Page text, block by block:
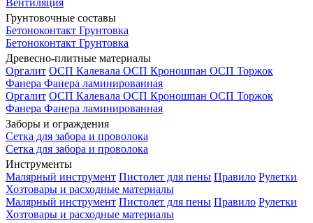
Вентиляция
Грунтовочные составы
Бетоноконтакт Грунтовка
Бетоноконтакт Грунтовка
Древесно-плитные материалы
Оргалит ОСП Калевала ОСП Кроношпан ОСП Торжок
Фанера Фанера ламинированная
Оргалит ОСП Калевала ОСП Кроношпан ОСП Торжок
Фанера Фанера ламинированная
Заборы и ограждения
Сетка для забора и проволока
Сетка для забора и проволока
Инструменты
Малярный инструмент Пистолет для пены Правило Рулетки
Хозтовары и расходные материалы
Малярный инструмент Пистолет для пены Правило Рулетки
Хозтовары и расходные материалы